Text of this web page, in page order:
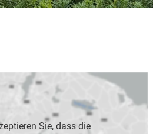
Sie, dass die